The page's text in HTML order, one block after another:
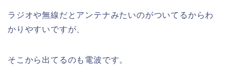
ラジオや無線だとアンテナみたいのがついてるからわ
かりやすいですが、
そこから出てるのも電波です。